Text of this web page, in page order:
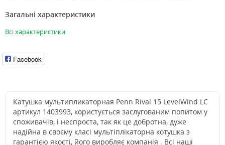
Загальні характеристики
Всі характеристики
Facebook
Катушка мультипликаторная Penn Rival 15 LevelWind LC
артикул 1403993, користується заслугованим попитом у
споживачів, і неспроста, так як це добротна, дуже
надійна в своєму класі мультіплікаторна котушка з
гарантією якості, його виробляє компанія . Всі наші